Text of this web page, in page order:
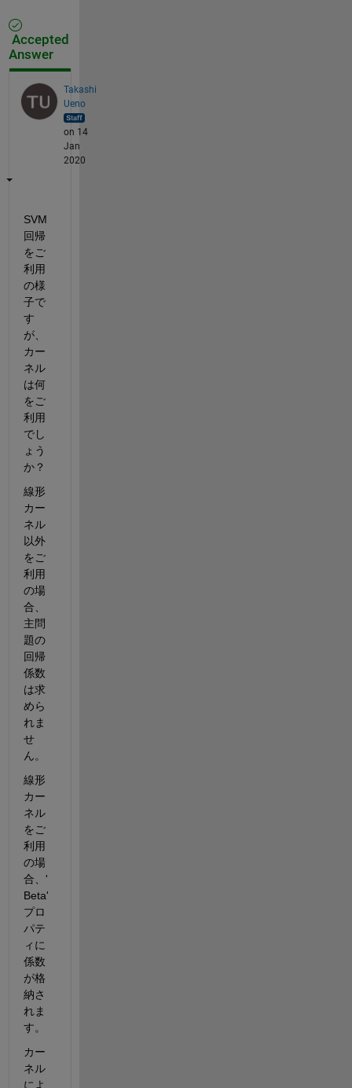
Accepted
Answer
Takashi
Ueno
on 14
Jan
2020
SVM
回帰
をご
利用
の様
子で
す
が、
カー
ネル
は何
をご
利用
でし
ょう
か？
線形
カー
ネル
以外
をご
利用
の場
合、
主問
題の
回帰
係数
は求
めら
れま
せ
ん。
線形
カー
ネル
をご
利用
の場
合、'
Beta'
プロ
パテ
ィに
係数
が格
納さ
れま
す。
カー
ネル
によ